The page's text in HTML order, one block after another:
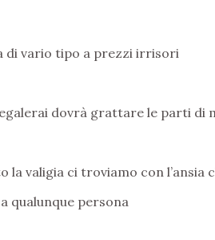
di vario tipo a prezzi irrisori
dovrà grattare le parti di
valigia ci troviamo con l’ansia
qualunque persona